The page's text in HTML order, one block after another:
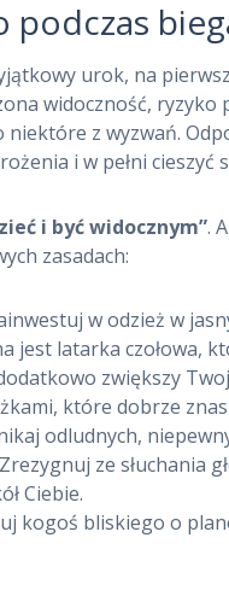
podczas
urok, na
widoczność, ryzyko
z wyzwań.
i w pełni cieszyć
i być widocznym”.
zasadach:
w odzież w
jest latarka czołowa,
zwiększy
które dobrze
odludnych,
ze słuchania
Ciebie.
kogoś bliskiego o